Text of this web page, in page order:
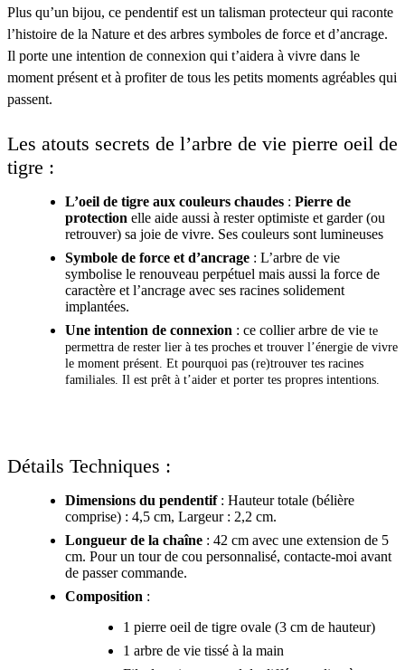
Plus qu’un bijou, ce pendentif est un talisman protecteur qui raconte
l’histoire de la Nature et des arbres symboles de force et d’ancrage.
Il porte une intention de connexion qui t’aidera à vivre dans le
moment présent et à profiter de tous les petits moments agréables qui
passent.
Les atouts secrets de l’arbre de vie pierre oeil de
tigre :
L’oeil de tigre aux couleurs chaudes : Pierre de
protection elle aide aussi à rester optimiste et garder (ou
retrouver) sa joie de vivre. Ses couleurs sont lumineuses
Symbole de force et d’ancrage : L’arbre de vie
symbolise le renouveau perpétuel mais aussi la force de
caractère et l’ancrage avec ses racines solidement
implantées.
Une intention de connexion : ce collier arbre de vie te
permettra de rester lier à tes proches et trouver l’énergie de vivre
le moment présent. Et pourquoi pas (re)trouver tes racines
familiales. Il est prêt à t’aider et porter tes propres intentions.
Détails Techniques :
Dimensions du pendentif: Hauteur totale (bélière
comprise) : 4,5 cm, Largeur : 2,2 cm.
Longueur de la chaîne : 42 cm avec une extension de 5
cm. Pour un tour de cou personnalisé, contacte-moi avant
de passer commande.
Composition :
1 pierre oeil de tigre ovale (3 cm de hauteur)
1 arbre de vie tissé à la main